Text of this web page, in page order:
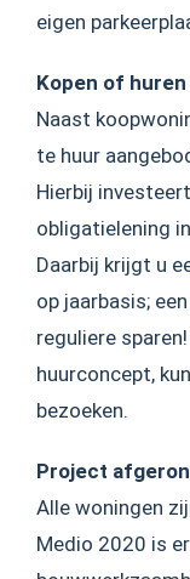
eigen
Kopen of huren
Naast
te huur
Hierbij
obligatielening
Daarbij krijgt u
op jaarbasis;
reguliere
huurconcept,
bezoeken.
Project
Alle woningen
Medio 2020 is